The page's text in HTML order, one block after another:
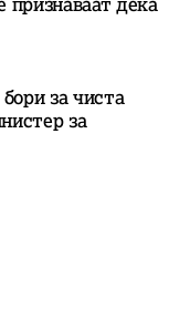
за чиста
за